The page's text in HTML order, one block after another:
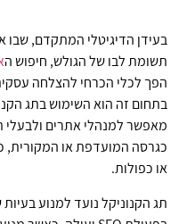
בעידן הדיגיטלי המתקדם, שבו
תשומת לבו של הגולש, חיפוש ה
הפך לכלי הכרחי להצלחה
מאפשר למנהלי אתרים
כגרסה המועדפת או המקורית,
או כפולות.
תג הקנוניקל נועד למנוע